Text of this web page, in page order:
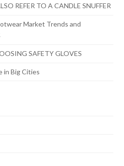
REFER TO A CANDLE SNUFFER
Market Trends and
SAFETY GLOVES
in Big Cities